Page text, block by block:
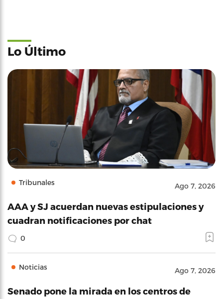
Lo Último
Tribunales Ago 7, 2026
AAA y SJ acuerdan nuevas estipulaciones y
cuadran notificaciones por chat
0
Noticias Ago 7, 2026
Senado pone la mirada en los centros de